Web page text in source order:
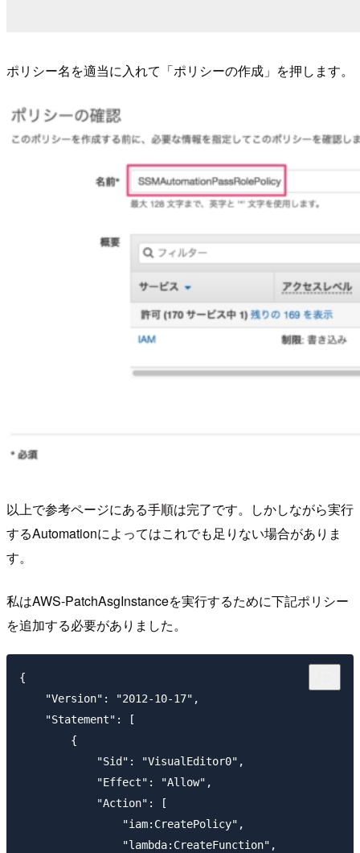
ポリシー名を適当に入れて「ポリシーの作成」を押します。
以上で参考ページにある手順は完了です。しかしながら実行
するAutomationによってはこれでも足りない場合がありま
す。
私はAWS-PatchAsgInstanceを実行するために下記ポリシー
を追加する必要がありました。
{
    "Version": "2012-10-17",
    "Statement": [
        {
            "Sid": "VisualEditor0",
            "Effect": "Allow",
            "Action": [
                "iam:CreatePolicy",
                "lambda:CreateFunction",